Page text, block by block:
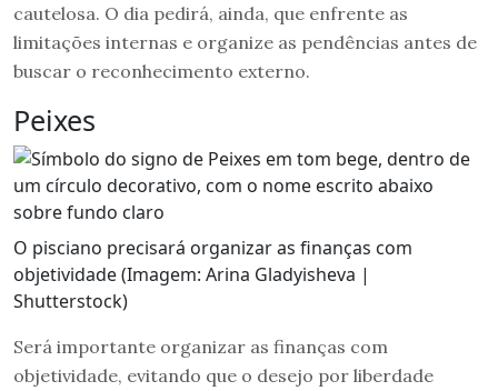
cautelosa. O dia pedirá, ainda, que enfrente as
limitações internas e organize as pendências antes de
buscar o reconhecimento externo.
Peixes
O pisciano precisará organizar as finanças com
objetividade (Imagem: Arina Gladyisheva |
Shutterstock)
Será importante organizar as finanças com
objetividade, evitando que o desejo por liberdade